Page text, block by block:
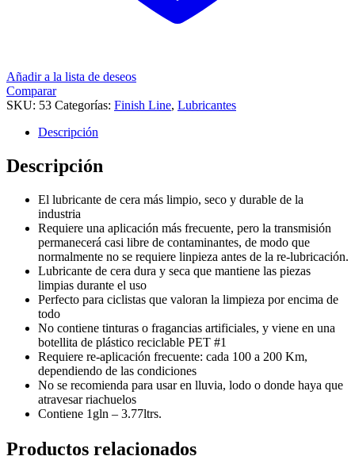
Añadir a la lista de deseos
Comparar
SKU: 53 Categorías: Finish Line, Lubricantes
Descripción
Descripción
El lubricante de cera más limpio, seco y durable de la
industria
Requiere una aplicación más frecuente, pero la transmisión
permanecerá casi libre de contaminantes, de modo que
normalmente no se requiere linpieza antes de la re-lubricación.
Lubricante de cera dura y seca que mantiene las piezas
limpias durante el uso
Perfecto para ciclistas que valoran la limpieza por encima de
todo
No contiene tinturas o fragancias artificiales, y viene en una
botellita de plástico reciclable PET #1
Requiere re-aplicación frecuente: cada 100 a 200 Km,
dependiendo de las condiciones
No se recomienda para usar en lluvia, lodo o donde haya que
atravesar riachuelos
Contiene 1gln – 3.77ltrs.
Productos relacionados